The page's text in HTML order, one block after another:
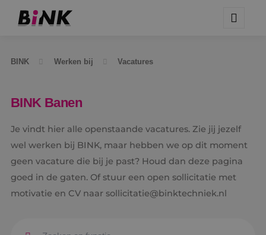
BINK Werken bij Vacatures
BINK Banen
Je vindt hier alle openstaande vacatures. Zie jij jezelf
wel werken bij BINK, maar hebben we op dit moment
geen vacature die bij je past? Houd dan deze pagina
goed in de gaten. Of stuur een open sollicitatie met
motivatie en CV naar sollicitatie@binktechniek.nl